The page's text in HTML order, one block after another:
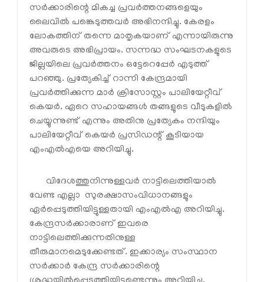
സര്‍ക്കാരിന്റെ മികച്ച പ്രവര്‍ത്തനങ്ങളെയും
ലൈവില്‍ പങ്കെടുത്തവര്‍ അഭിനന്ദിച്ചു. കേരളം
ലോകത്തിന് തന്നെ മാതൃകയാണ് എന്നായിരുന്നു
അവരുടെ അഭിപ്രായം. സന്നദ്ധ സംഘടനകളുടെ
ജില്ലയിലെ പ്രവര്‍ത്തനം ഒട്ടേറെപ്പേര്‍ എടുത്ത്
പറഞ്ഞു. പ്രത്യേകിച്ച് റാന്നി കേന്ദ്രമായി
പ്രവര്‍ത്തിക്കുന്ന മാര്‍ ക്രിസോസ്റ്റം പാലിയേറ്റീവ്
കെയര്‍. ഏറെ സഹായങ്ങള്‍ തങ്ങളുടെ വീടുകളില്‍
ചെയ്യുന്നുണ്ട് എന്നും അതിനു പ്രത്യേകം നന്ദിയും
പാലിയേറ്റീവ് കെയര്‍ പ്രസിഡന്റ് കൂടിയായ
എംഎല്‍എയെ അറിയിച്ചു.
വിദേശത്തുനിന്നുള്ളവര്‍ നാട്ടിലെത്തിയാല്‍
വേണ്ട എല്ലാ സുരക്ഷാസംവിധാനങ്ങളും
ഏര്‍പ്പെടുത്തിയിട്ടുള്ളതായി എംഎല്‍എ അറിയിച്ചു.
കേന്ദ്രസര്‍ക്കാരാണ് ഇവരെ
നാട്ടിലെത്തിക്കുന്നതിനുള്ള
തീരുമാനമെടുക്കേണ്ടത്. ഇക്കാര്യം സംസ്ഥാന
സര്‍ക്കാര്‍ കേന്ദ്ര സര്‍ക്കാരിന്റെ